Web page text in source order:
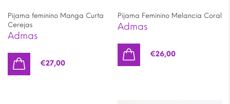
Pijama feminino Manga Curta
Cerejas
Admas
€27,00
Pijama Feminino Melancia Coral
Admas
€26,00